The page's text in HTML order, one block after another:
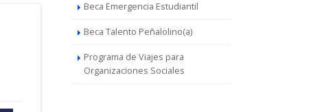
Beca Emergencia Estudiantil
Beca Talento Peñalolino(a)
Programa de Viajes para
Organizaciones Sociales